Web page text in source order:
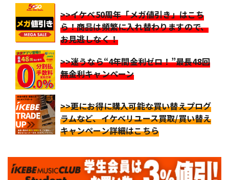
>>イケベ50周年「メガ値引き」はこち
ら！商品は頻繁に入れ替わりますので、
お見逃しなく！
>>迷うなら“4年間金利ゼロ！”最長48回
無金利キャンペーン
>>更にお得に購入可能な買い替えプログ
ラムなど、イケベリユース買取/買い替え
キャンペーン詳細はこちら